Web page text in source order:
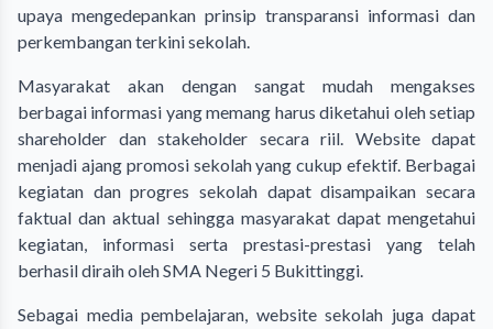
upaya mengedepankan prinsip transparansi informasi dan
perkembangan terkini sekolah.
Masyarakat akan dengan sangat mudah mengakses
berbagai informasi yang memang harus diketahui oleh setiap
shareholder dan stakeholder secara riil. Website dapat
menjadi ajang promosi sekolah yang cukup efektif. Berbagai
kegiatan dan progres sekolah dapat disampaikan secara
faktual dan aktual sehingga masyarakat dapat mengetahui
kegiatan, informasi serta prestasi-prestasi yang telah
berhasil diraih oleh SMA Negeri 5 Bukittinggi.
Sebagai media pembelajaran, website sekolah juga dapat